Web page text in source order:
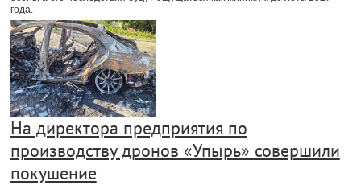
года.
На директора предприятия по
производству дронов «Упырь» совершили
покушение